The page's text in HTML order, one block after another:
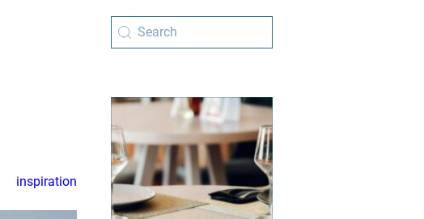
inspiration